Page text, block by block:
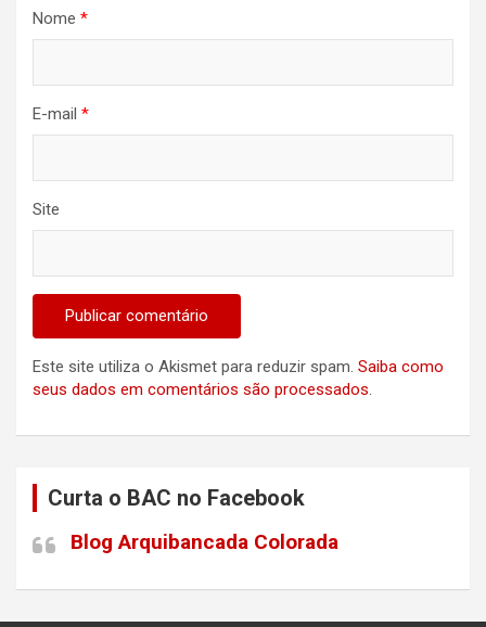
Nome *
E-mail *
Site
Este site utiliza o Akismet para reduzir spam. Saiba como
seus dados em comentários são processados.
Curta o BAC no Facebook
Blog Arquibancada Colorada